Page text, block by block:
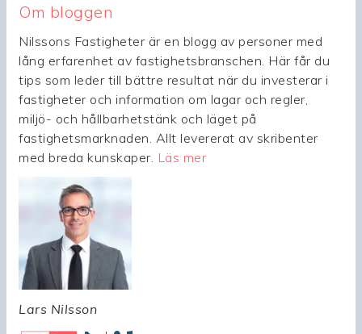
Om bloggen
Nilssons Fastigheter är en blogg av personer med
lång erfarenhet av fastighetsbranschen. Här får du
tips som leder till bättre resultat när du investerar i
fastigheter och information om lagar och regler,
miljö- och hållbarhetstänk och läget på
fastighetsmarknaden. Allt levererat av skribenter
med breda kunskaper. Läs mer
Lars Nilsson